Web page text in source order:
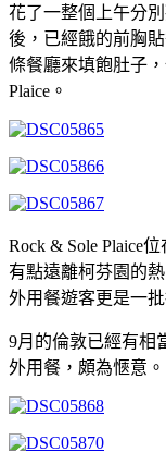
花了一整個上午分
後，已經餓的前胸
條餐廳來填飽肚子
Plaice。
Rock & Sole Plaice
有點遠離柯芬園的
外用餐遊客更是一
9月的倫敦已經有相
外用餐，頗為愜意。